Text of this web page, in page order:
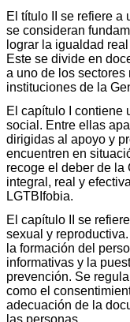
El título II se refiere
se consideran
lograr la igualdad
Este se divide en
a uno de los
instituciones de la
El capítulo I contiene
social. Entre ellas
dirigidas al apoyo y
encuentren en
recoge el deber de la
integral, real y
LGTBIfobia.
El capítulo II se
sexual y
la formación del
informativas y la
prevención. Se
como el
adecuación de la
las personas.